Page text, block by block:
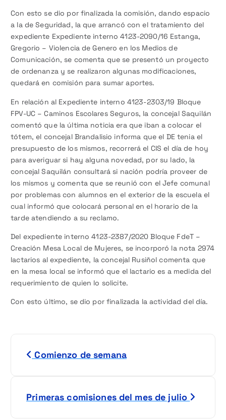
Con esto se dio por finalizada la comisión, dando espacio
a la de Seguridad, la que arrancó con el tratamiento del
expediente Expediente interno 4123-2090/16 Estanga,
Gregorio – Violencia de Genero en los Medios de
Comunicación, se comenta que se presentó un proyecto
de ordenanza y se realizaron algunas modificaciones,
quedará en comisión para sumar aportes.
En relación al Expediente interno 4123-2303/19 Bloque
FPV-UC – Caminos Escolares Seguros, la concejal Saquilán
comentó que la última noticia era que iban a colocar el
tótem, el concejal Brandalisio informa que el DE tenia el
presupuesto de los mismos, recorrerá el CIS el día de hoy
para averiguar si hay alguna novedad, por su lado, la
concejal Saquilán consultará si nación podría proveer de
los mismos y comenta que se reunió con el Jefe comunal
por problemas con alumnos en el exterior de la escuela el
cual informó que colocará personal en el horario de la
tarde atendiendo a su reclamo.
Del expediente interno 4123-2387/2020 Bloque FdeT –
Creación Mesa Local de Mujeres, se incorporó la nota 2974
lactarios al expediente, la concejal Rusiñol comenta que
en la mesa local se informó que el lactario es a medida del
requerimiento de quien lo solicite.
Con esto último, se dio por finalizada la actividad del día.
Comienzo de semana
Primeras comisiones del mes de julio